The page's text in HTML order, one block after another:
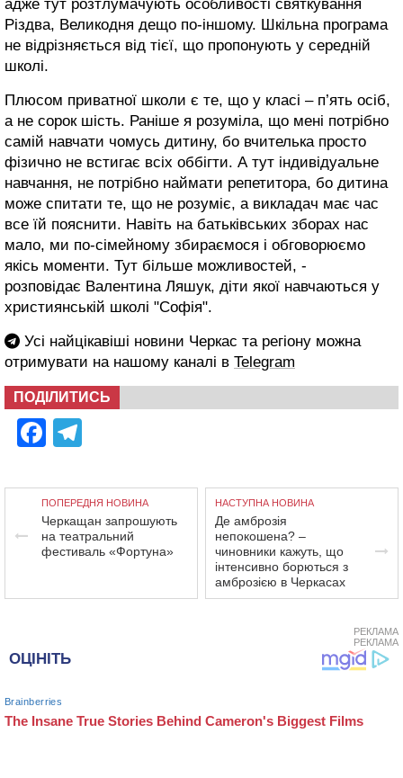
адже тут розтлумачують особливості святкування
Різдва, Великодня дещо по-іншому. Шкільна програма
не відрізняється від тієї, що пропонують у середній
школі.
Плюсом приватної школи є те, що у класі – п’ять осіб,
а не сорок шість. Раніше я розуміла, що мені потрібно
самій навчати чомусь дитину, бо вчителька просто
фізично не встигає всіх оббігти. А тут індивідуальне
навчання, не потрібно наймати репетитора, бо дитина
може спитати те, що не розуміє, а викладач має час
все їй пояснити. Навіть на батьківських зборах нас
мало, ми по-сімейному збираємося і обговорюємо
якісь моменти. Тут більше можливостей, -
розповідає Валентина Ляшук, діти якої навчаються у
християнській школі "Софія".
Усі найцікавіші новини Черкас та регіону можна
отримувати на нашому каналі в Telegram
ПОДІЛИТИСЬ
Facebook
ПОПЕРЕДНЯ НОВИНА
Черкащан запрошують
на театральний
фестиваль «Фортуна»
НАСТУПНА НОВИНА
Де амброзія
непокошена? –
чиновники кажуть, що
інтенсивно борються з
амброзією в Черкасах
РЕКЛАМА
РЕКЛАМА